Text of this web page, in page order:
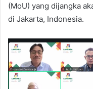
(MoU) yang dijangka
di Jakarta, Indonesia.